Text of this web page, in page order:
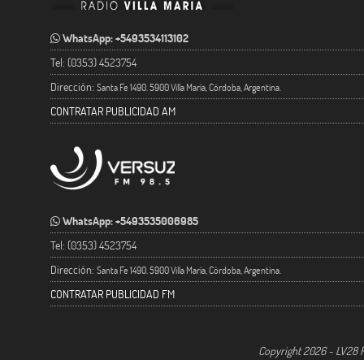
WhatsApp: +5493534113102
Tel: (0353) 4523754
Dirección: Santa Fe 1490. 5900 Villa María, Córdoba, Argentina.
CONTRATAR PUBLICIDAD AM
WhatsApp: +5493535006985
Tel: (0353) 4523754
Dirección: Santa Fe 1490. 5900 Villa María, Córdoba, Argentina.
CONTRATAR PUBLICIDAD FM
Copyright 2026 - LV28